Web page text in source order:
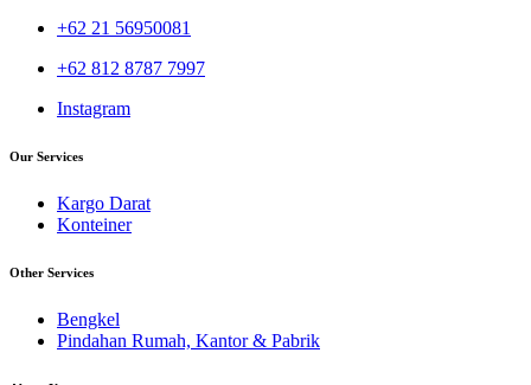
+62 21 56950081
+62 812 8787 7997
Instagram
Our Services
Kargo Darat
Konteiner
Other Services
Bengkel
Pindahan Rumah, Kantor & Pabrik